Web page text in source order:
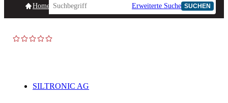
HomepageHandelsmeldungen Ad-Hoc-Meldungen
Erweiterte Suche SUCHEN
SILTRONIC AG